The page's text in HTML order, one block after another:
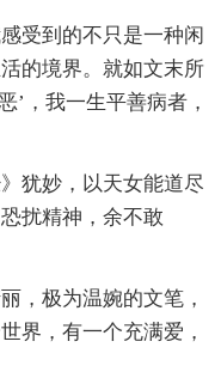
受到的不只是一种闲
的境界。就如文末所
’，我一生平善病者，
犹妙，以天女能道尽
扰精神，余不敢
，极为温婉的文笔，
界，有一个充满爱，